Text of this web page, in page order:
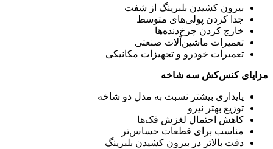
بیرون کشیدن بلبرینگ از شفت
جدا کردن پولی‌های متوسط
خارج کردن چرخ‌دنده‌ها
تعمیرات ماشین‌آلات صنعتی
تعمیرات خودرو و تجهیزات مکانیکی
مزایای کنس‌کش سه شاخه
پایداری بیشتر نسبت به مدل دو شاخه
توزیع بهتر نیرو
کاهش احتمال لغزش فک‌ها
مناسب برای قطعات حساس‌تر
دقت بالاتر در بیرون کشیدن بلبرینگ